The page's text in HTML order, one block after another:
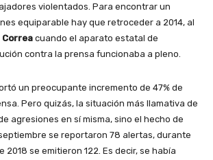
violentados. Para encontrar un
equiparable hay que retroceder a 2014, al
Correa cuando el aparato estatal de
contra la prensa funcionaba a pleno.
un preocupante incremento de 47% de
Pero quizás, la situación más llamativa de
agresiones en sí misma, sino el hecho de
se reportaron 78 alertas, durante
2018 se emitieron 122. Es decir, se había